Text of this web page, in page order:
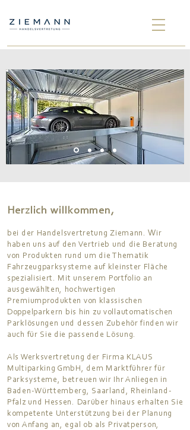
Herzlich willkommen,
bei der Handelsvertretung Ziemann. Wir
haben uns auf den Vertrieb und die Beratung
von Produkten rund um die Thematik
Fahrzeugparksysteme auf kleinster Fläche
spezialisiert. Mit unserem Portfolio an
ausgewählten, hochwertigen
Premiumprodukten von klassischen
Doppelparkern bis hin zu vollautomatischen
Parklösungen und dessen Zubehör finden wir
auch für Sie die passende Lösung.
Als Werksvertretung der Firma KLAUS
Multiparking GmbH, dem Marktführer für
Parksysteme, betreuen wir Ihr Anliegen in
Baden-Württemberg, Saarland, Rheinland-
Pfalz und Hessen. Darüber hinaus erhalten Sie
kompetente Unterstützung bei der Planung
von Anfang an, egal ob als Privatperson,